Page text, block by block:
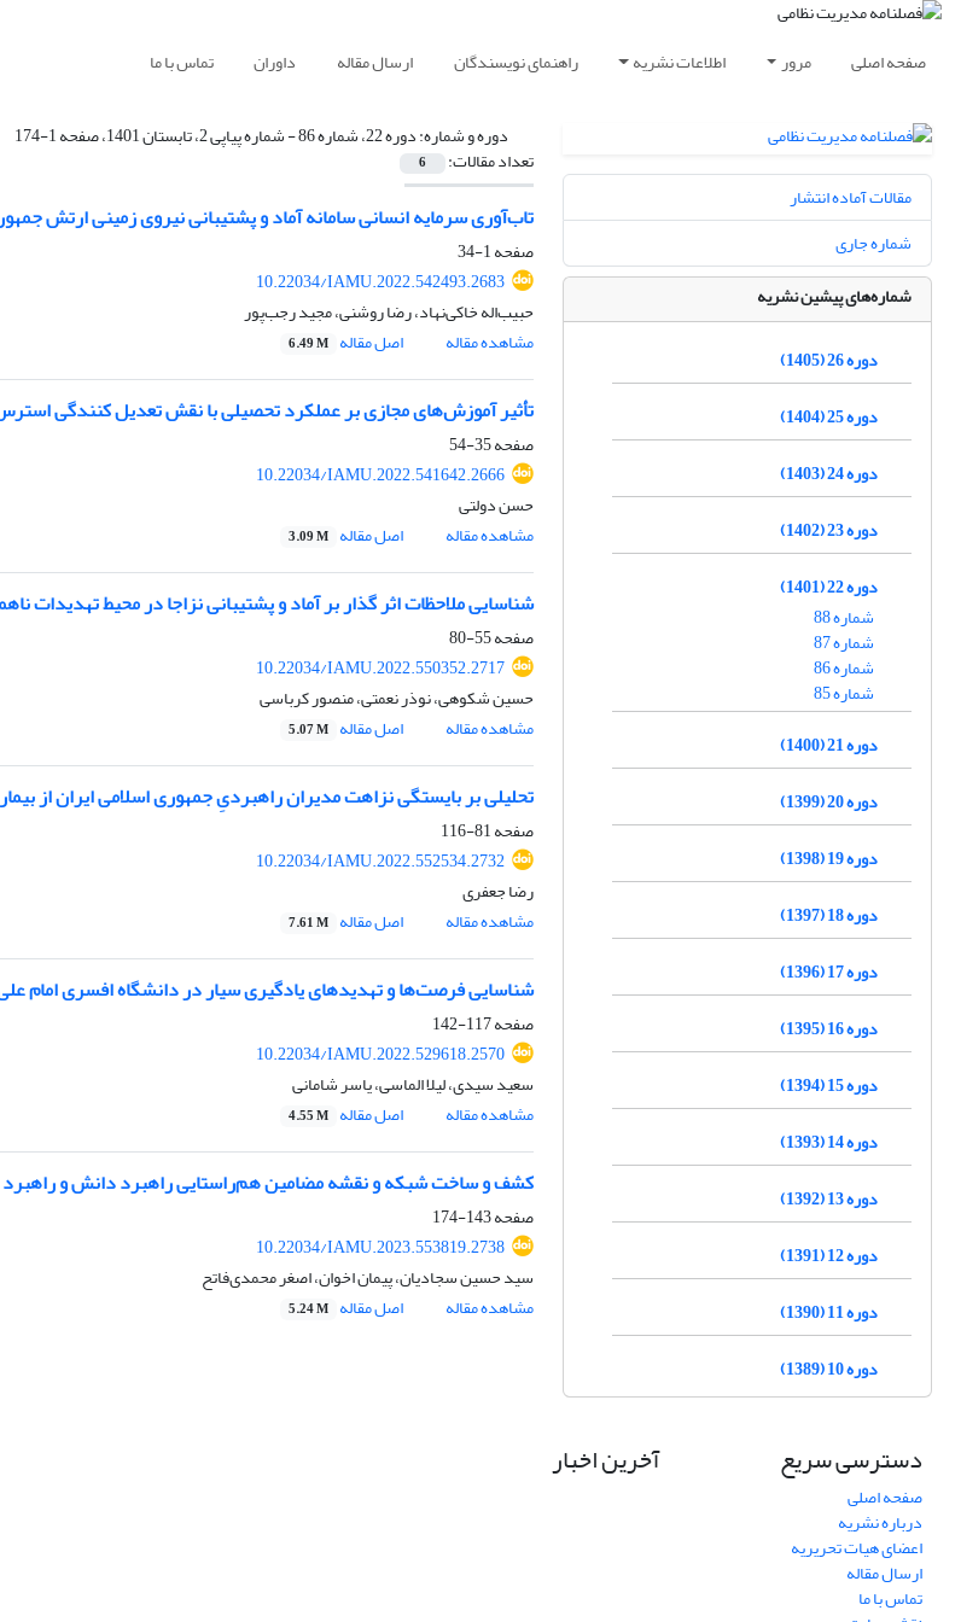
صفحه اصلی مرور اطلاعات نشریه راهنمای نویسندگان ارسال مقاله داوران تماس با ما
دوره و شماره:دوره 22، شماره 86 - شماره پیاپی 2، تابستان 1401، صفحه 1-174
تعداد مقالات: 6
تاب‌آوری سرمایه انسانی سامانه آماد و پشتیبانی نیروی زمینی ارتش
صفحه1-34
10.22034/IAMU.2022.542493.2683
حبیب‌اله خاکی‌نهاد، رضا روشنی، مجید رجب‌پور
مشاهده مقاله
اصل مقاله 6.49 M
تأثیر آموزش‌های مجازی بر عملکرد تحصیلی با نقش تعدیل کنندگی
صفحه35-54
10.22034/IAMU.2022.541642.2666
حسن دولتی
مشاهده مقاله
اصل مقاله 3.09 M
شناسایی ملاحظات اثر گذار بر آماد و پشتیبانی نزاجا در محیط تهدیدات
صفحه55-80
10.22034/IAMU.2022.550352.2717
حسین شکوهی، نوذر نعمتی، منصور کرباسی
مشاهده مقاله
اصل مقاله 5.07 M
تحلیلی بر بایستگی نزاهت مدیران راهبردیِ جمهوری اسلامی ایران از
صفحه81-116
10.22034/IAMU.2022.552534.2732
رضا جعفری
مشاهده مقاله
اصل مقاله 7.61 M
شناسایی فرصت‌ها و تهدیدهای یادگیری سیار در دانشگاه افسری امام
صفحه117-142
10.22034/IAMU.2022.529618.2570
سعید سیدی، لیلا الماسی، یاسر شامانی
مشاهده مقاله
اصل مقاله 4.55 M
کشف و ساخت شبکه و نقشه مضامین هم‌راستایی راهبرد دانش و راهبرد
صفحه143-174
10.22034/IAMU.2023.553819.2738
سید حسین سجادیان، پیمان اخوان، اصغر محمدی‌فاتح
مشاهده مقاله
اصل مقاله 5.24 M
مقالات آماده انتشار
شماره جاری
شماره‌های پیشین نشریه
دوره 26 (1405)
دوره 25 (1404)
دوره 24 (1403)
دوره 23 (1402)
دوره 22 (1401)
شماره 88
شماره 87
شماره 86
شماره 85
دوره 21 (1400)
دوره 20 (1399)
دوره 19 (1398)
دوره 18 (1397)
دوره 17 (1396)
دوره 16 (1395)
دوره 15 (1394)
دوره 14 (1393)
دوره 13 (1392)
دوره 12 (1391)
دوره 11 (1390)
دوره 10 (1389)
دسترسی سریع
صفحه اصلی
درباره نشریه
اعضای هیات تحریریه
ارسال مقاله
تماس با ما
آخرین اخبار